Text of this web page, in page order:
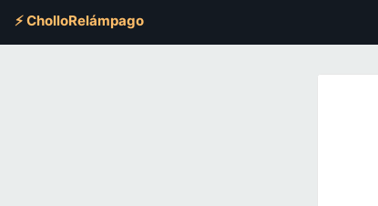
⚡ CholloRelámpago